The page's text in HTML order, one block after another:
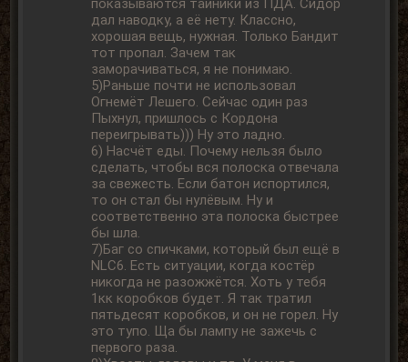
показываются тайники из ПДА. Сидор
дал наводку, а её нету. Классно,
хорошая вещь, нужная. Только Бандит
тот пропал. Зачем так
заморачиваться, я не понимаю.
5)Раньше почти не использовал
Огнемёт Лешего. Сейчас один раз
Пыхнул, пришлось с Кордона
переигрывать))) Ну это ладно.
6) Насчёт еды. Почему нельзя было
сделать, чтобы вся полоска отвечала
за свежесть. Если батон испортился,
то он стал бы нулёвым. Ну и
соответственно эта полоска быстрее
бы шла.
7)Баг со спичками, который был ещё в
NLC6. Есть ситуации, когда костёр
никогда не разожжётся. Хоть у тебя
1кк коробков будет. Я так тратил
пятьдесят коробков, и он не горел. Ну
это тупо. Ща бы лампу не зажечь с
первого раза.